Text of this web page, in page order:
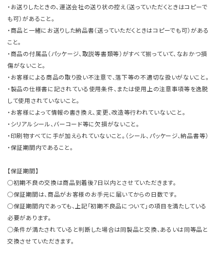
・お送りしたときの、運送会社の送り状の控え（送っていただくときはコピーで
も可）があること。
・商品と一緒にお送りした納品書（送っていただくときはコピーでも可）がある
こと。
・商品の付属品（パッケージ、取説等書類等）がすべて揃っていて、なおかつ損
傷がないこと。
・お客様による商品の取り扱い不注意で、落下等の不適切な扱いがないこと。
・製品の仕様書に記されている使用条件、または使用上の注意事項等を逸脱
して使用されていないこと。
・お客様によって情報の書き換え、変更、改造等行われていないこと。
・シリアルシール、バーコード等に欠損がないこと。
・印刷物すべてに手が加えられていないこと。（シール、パッケージ、納品書等）
・保証期間内であること。
【保証期間】
○初期不良の交換は商品到着後7日以内とさせていただきます。
○保証期間は、商品がお客様のお手元に届いてからの日数です。
○保証期間内であっても、上記「初期不良品について」の項目を満たしている
必要があります。
○条件が満たされていると判断した場合は同製品と交換、あるいは同等品と
交換させていただきます。